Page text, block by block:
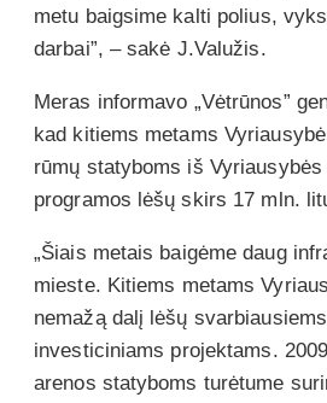
metu baigsime kalti polius,
darbai”, – sakė J.Valužis.
Meras informavo „Vėtrūnos”
kad kitiems metams
rūmų statyboms iš
programos lėšų skirs 17 mln.
„Šiais metais baigėme daug
mieste. Kitiems metams
nemažą dalį lėšų
investiciniams projektams.
arenos statyboms turėtume